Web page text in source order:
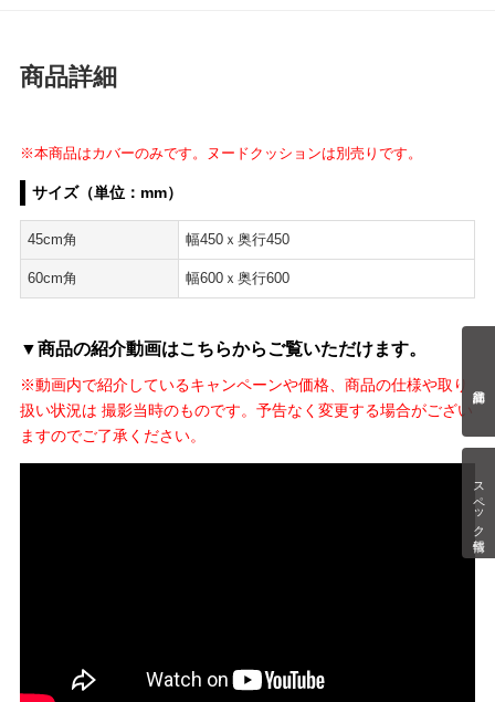
スペック情報
商品詳細
※本商品はカバーのみです。ヌードクッションは別売りです。
サイズ（単位：mm）
45cm角 幅450ｘ奥行450
60cm角 幅600ｘ奥行600
▼商品の紹介動画はこちらからご覧いただけます。
※動画内で紹介しているキャンペーンや価格、商品の仕様や取り
扱い状況は 撮影当時のものです。予告なく変更する場合がござい
ますのでご了承ください。